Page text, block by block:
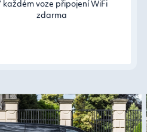
každém voze připojení WiFi
zdarma